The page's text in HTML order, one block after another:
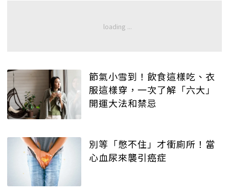
節氣小雪到！飲食這樣吃、衣
服這樣穿，一次了解「六大」
開運大法和禁忌
別等「憋不住」才衝廁所！當
心血尿來襲引癌症